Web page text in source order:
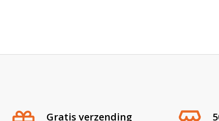
Gratis verzending